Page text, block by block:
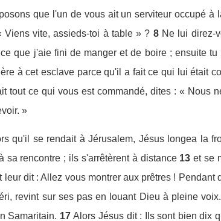
que l'un de vous ait un serviteur occupé
Viens vite, assieds-toi à table » ? 8 Ne lui direz-
que j'aie fini de manger et de boire ; ensuite
à cet esclave parce qu'il a fait ce qui lui était
tout ce qui vous est commandé, dites : « Nous
»
qu'il se rendait à Jérusalem, Jésus longea la
sa rencontre ; ils s'arrêtèrent à distance 13 et se
leur dit : Allez vous montrer aux prêtres !
revint sur ses pas en louant Dieu à pleine voix.
Samaritain. 17 Alors Jésus dit : Ils sont bien dix